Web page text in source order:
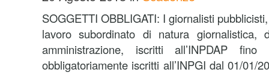
SOGGETTI OBBLIGATI: I giornalisti
lavoro subordinato di natura giornalistica,
amministrazione, iscritti all’INPDAP
obbligatoriamente iscritti all’INPGI dal 01/01/